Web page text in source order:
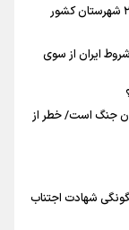
ایران از سوی
جنگ است/ خطر از
شهادت اجتناب